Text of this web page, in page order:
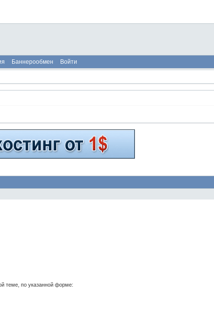
Баннерообмен Войти
теме, по указанной форме: